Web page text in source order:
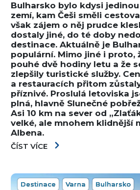
Bulharsko bylo kdysi
zemí, kam Češi směli
však zájem o něj prudce
dostaly jiné, do té doby
destinace. Aktuálně je
populární. Mimo jiné i proto,
pouhé dvě hodiny letu a že
zlepšily turistické služby.
a restauracích přitom
příznivé. Proslulá letoviska
plná, hlavně Slunečné
Asi 10 km na sever od
velké, ale mnohem klidnější
Albena.
ČÍST VÍCE
Destinace Varna Bulharsko